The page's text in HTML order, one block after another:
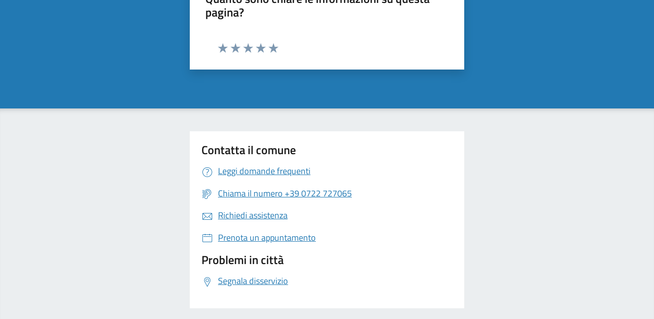
pagina?
Valuta da 1 a 5 stelle la pagina
Contatta il comune
Leggi domande frequenti
Chiama il numero +39 0722 727065
Richiedi assistenza
Prenota un appuntamento
Problemi in città
Segnala disservizio